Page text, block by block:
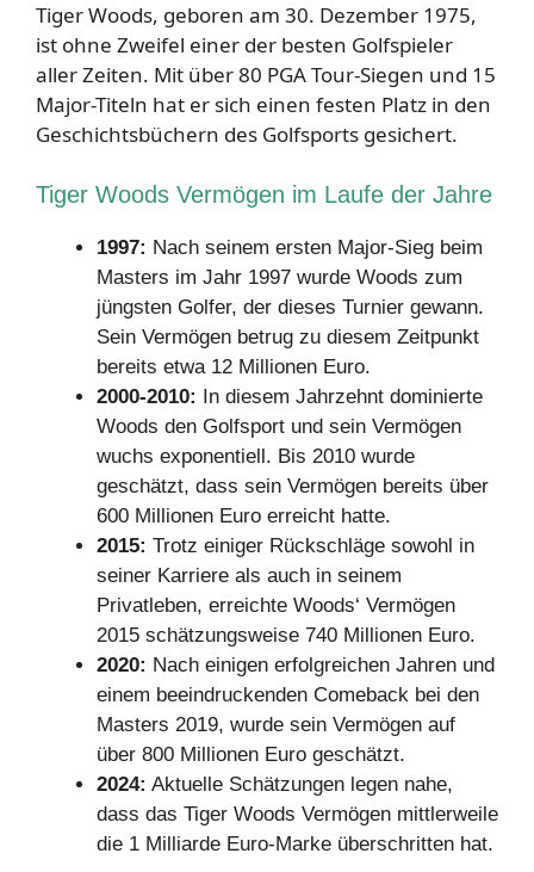
Tiger Woods, geboren am 30. Dezember 1975,
ist ohne Zweifel einer der besten Golfspieler
aller Zeiten. Mit über 80 PGA Tour-Siegen und 15
Major-Titeln hat er sich einen festen Platz in den
Geschichtsbüchern des Golfsports gesichert.
Tiger Woods Vermögen im Laufe der Jahre
1997: Nach seinem ersten Major-Sieg beim
Masters im Jahr 1997 wurde Woods zum
jüngsten Golfer, der dieses Turnier gewann.
Sein Vermögen betrug zu diesem Zeitpunkt
bereits etwa 12 Millionen Euro.
2000-2010: In diesem Jahrzehnt dominierte
Woods den Golfsport und sein Vermögen
wuchs exponentiell. Bis 2010 wurde
geschätzt, dass sein Vermögen bereits über
600 Millionen Euro erreicht hatte.
2015: Trotz einiger Rückschläge sowohl in
seiner Karriere als auch in seinem
Privatleben, erreichte Woods‘ Vermögen
2015 schätzungsweise 740 Millionen Euro.
2020: Nach einigen erfolgreichen Jahren und
einem beeindruckenden Comeback bei den
Masters 2019, wurde sein Vermögen auf
über 800 Millionen Euro geschätzt.
2024: Aktuelle Schätzungen legen nahe,
dass das Tiger Woods Vermögen mittlerweile
die 1 Milliarde Euro-Marke überschritten hat.